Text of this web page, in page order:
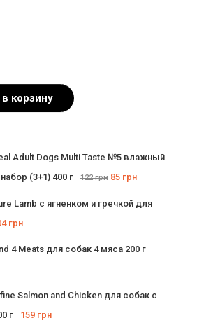
корзину
Adult Dogs Multi Taste №5 влажный
(3+1) 400 г
122грн 85 грн
Lamb с ягненком и гречкой для
грн
4 Meats для собак 4 мяса 200 г
Salmon and Chicken для собак с
г
159 грн